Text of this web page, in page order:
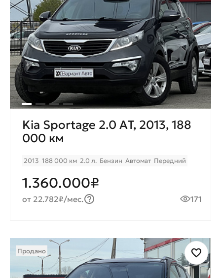
Kia Sportage 2.0 AТ, 2013, 188
000 км
2013 188 000 км 2.0 л. Бензин Автомат Передний
1.360.000₽
от 22.782₽/мес. 171
Продано